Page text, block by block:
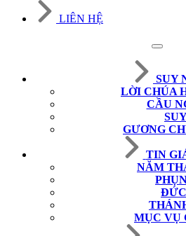
LIÊN HỆ
SUY
LỜI CHÚA
CẦU
GƯƠNG
TIN
NĂM
MỤC VỤ